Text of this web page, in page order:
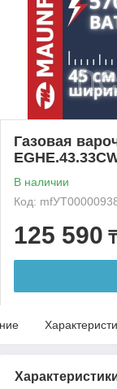
Газовая
В наличии
Код:
125 590 ₸